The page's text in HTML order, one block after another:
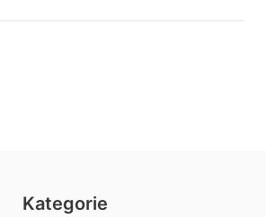
Kategorie